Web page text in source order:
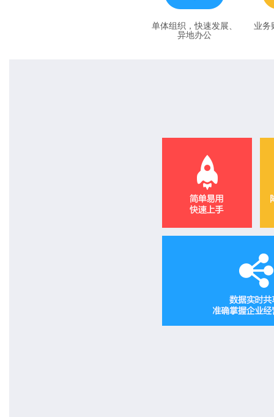
单体组织，快速发展、
异地办公
业务